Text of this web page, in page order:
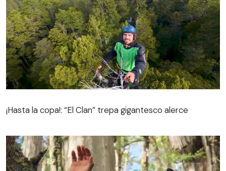
¡Hasta la copa!: “El Clan” trepa gigantesco alerce